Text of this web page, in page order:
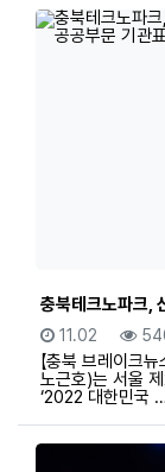
충북테크노파크,
등록일
11.02 조
【충북 브레이크
노근호)는 서울
‘2022 대한민국